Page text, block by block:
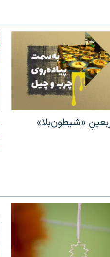
«شیطون‌بلا»